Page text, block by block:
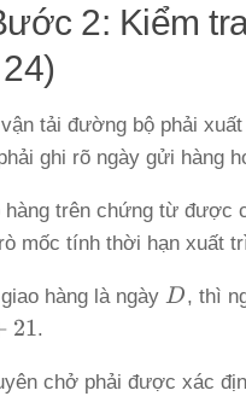
USD}
2: Kiểm
tải đường bộ phải
ghi rõ ngày gửi hàng
hàng trên chứng từ được
mốc tính thời hạn xuất
hàng là ngày D
D, thì
21.
chở phải được xác